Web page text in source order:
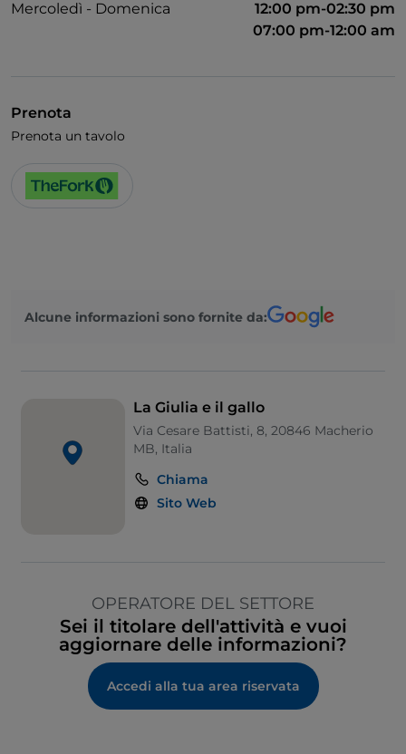
Mercoledì - Domenica
12:00 pm-02:30 pm
07:00 pm-12:00 am
Prenota
Prenota un tavolo
Alcune informazioni sono fornite da:
La Giulia e il gallo
Via Cesare Battisti, 8, 20846 Macherio
MB, Italia
Chiama
Sito Web
OPERATORE DEL SETTORE
Sei il titolare dell'attività e vuoi
aggiornare delle informazioni?
Accedi alla tua area riservata